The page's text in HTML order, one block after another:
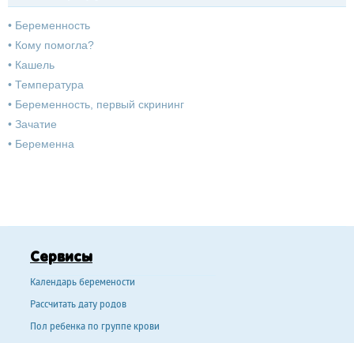
• Беременность
• Кому помогла?
• Кашель
• Температура
• Беременность, первый скрининг
• Зачатие
• Беременна
Сервисы
Календарь беремености
Рассчитать дату родов
Пол ребенка по группе крови